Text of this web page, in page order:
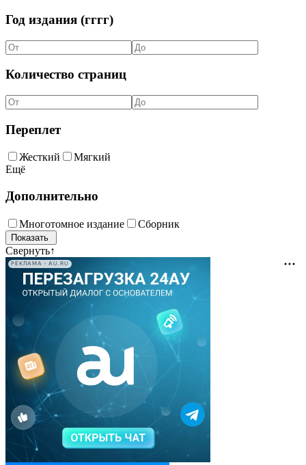
Год издания (гггг)
Количество страниц
Переплет
Жесткий
Мягкий
Ещё
Дополнительно
Многотомное издание Сборник
Свернуть↑
РЕКЛАМА • AU.RU